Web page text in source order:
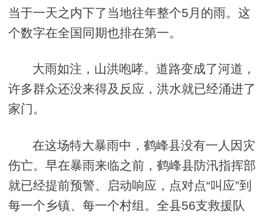
当于一天之内下了当地往年整个5月的雨。这
个数字在全国同期也排在第一。
大雨如注，山洪咆哮。道路变成了河道，
许多群众还没来得及反应，洪水就已经涌进了
家门。
在这场特大暴雨中，鹤峰县没有一人因灾
伤亡。早在暴雨来临之前，鹤峰县防汛指挥部
就已经提前预警、启动响应，点对点“叫应”到
每一个乡镇、每一个村组。全县56支救援队